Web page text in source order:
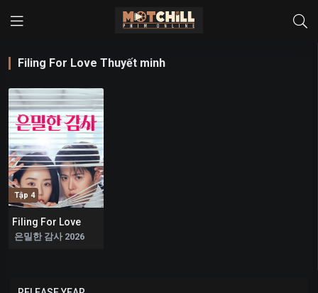
Filing For Love Thuyết minh
Tập 4
Filing For Love
은밀한 감사 2026